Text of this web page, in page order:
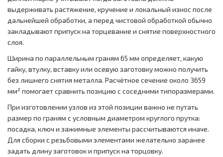
выдерживать растяжение, кручение и локальный износ после
дальнейшей обработки, а перед чистовой обработкой обычно
закладывают припуск на торцевание и снятие поверхностного
слоя.
Ширина по параллельным граням 65 мм определяет, какую
гайку, втулку, вставку или осевую заготовку можно получить
без лишнего снятия металла. Расчётное сечение около 3659
мм² помогает сравнить позицию с соседними типоразмерами.
При изготовлении узлов из этой позиции важно не путать
размер по граням с условным диаметром круглого прутка:
посадка, ключ и зажимные элементы рассчитываются иначе.
Для сборки с резьбовыми элементами желательно заранее
задать длину заготовок и припуск на торцовку.